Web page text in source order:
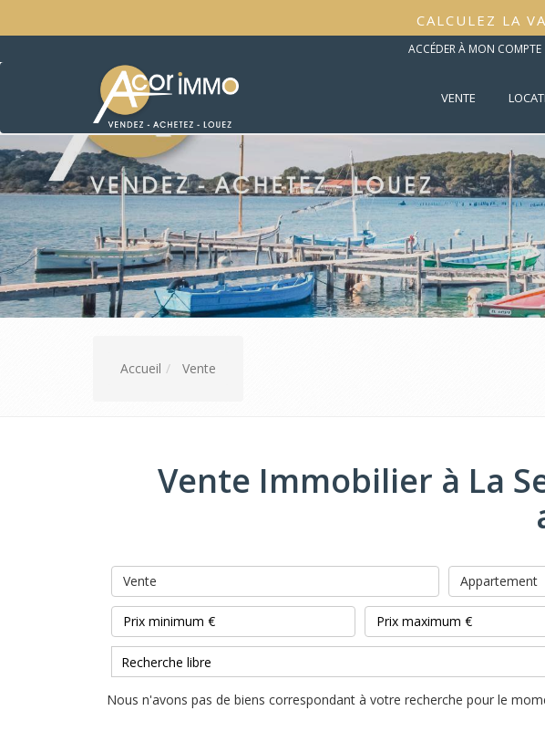
CALCULEZ LA
ACCÉDER À MON COMPTE
VENTE
Accueil Vente
Vente Immobilier à La
Vente Appartement
Nous n'avons pas de biens correspondant à votre recherche pour le